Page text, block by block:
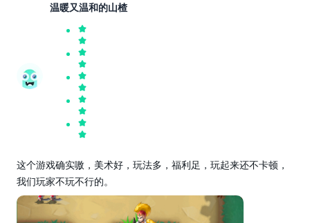
温暖又温和的山楂
这个游戏确实嗷，美术好，玩法多，福利足，玩起来还不卡顿，
我们玩家不玩不行的。